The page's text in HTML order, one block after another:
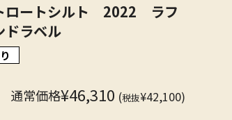
ートシルト 2022 ラフ
ドラベル
通常価格¥46,310 (税抜¥42,100)